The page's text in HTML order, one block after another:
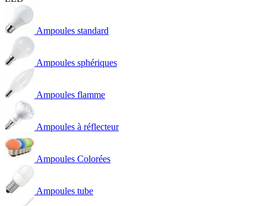
Ampoules standard
Ampoules sphériques
Ampoules flamme
Ampoules à réflecteur
Ampoules Colorées
Ampoules tube